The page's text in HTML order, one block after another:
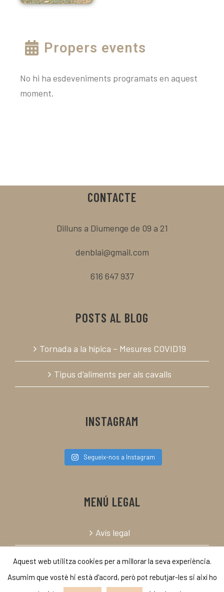
Propers events
No hi ha esdeveniments programats en aquest
moment.
CONTACTE
Dilluns a Diumenge de 09 a 21
denblai@gmail.com
616 647 937
POSTS AL BLOG
Tornada a la hípica – Mesures COVID19
Tipus d’aliments per als cavalls
INSTAGRAM
Segueix-nos a Instagram
MENÚ LEGAL
Avís legal
Política de cookies
Aquest web utilitza cookies per a millorar la seva experiència.
Asumim que vostè hi està d'acord, però pot rebutjar-les si així ho